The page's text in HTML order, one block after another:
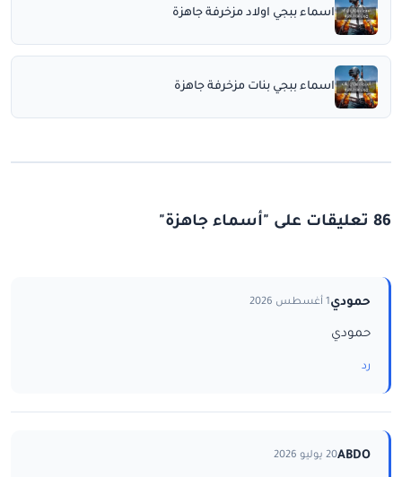
اسماء ببجي اولاد مزخرفة جاهزة
اسماء ببجي بنات مزخرفة جاهزة
86 تعليقات على "أسماء جاهزة"
حمودي1 أغسطس 2026
حمودي
رد
ABDO20 يوليو 2026